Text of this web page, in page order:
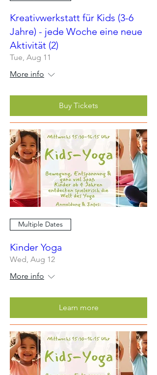
Kreativwerkstatt für Kids (3-6
Jahre) - jede Woche eine neue
Aktivität (2)
Tue, Aug 11
More info
Buy Tickets
Multiple Dates
Kinder Yoga
Wed, Aug 12
More info
Learn more